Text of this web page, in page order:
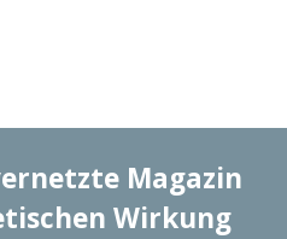
Magazin
Wirkung